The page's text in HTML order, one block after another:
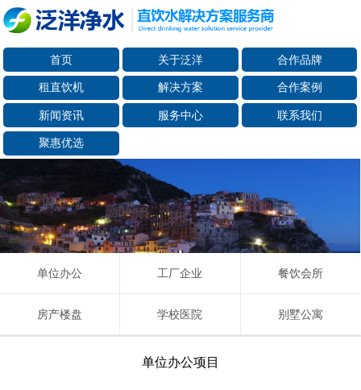
首页 关于泛洋 合作品牌
租直饮机 解决方案 合作案例
新闻资讯 服务中心 联系我们
聚惠优选
单位办公 工厂企业 餐饮会所
房产楼盘 学校医院 别墅公寓
单位办公项目